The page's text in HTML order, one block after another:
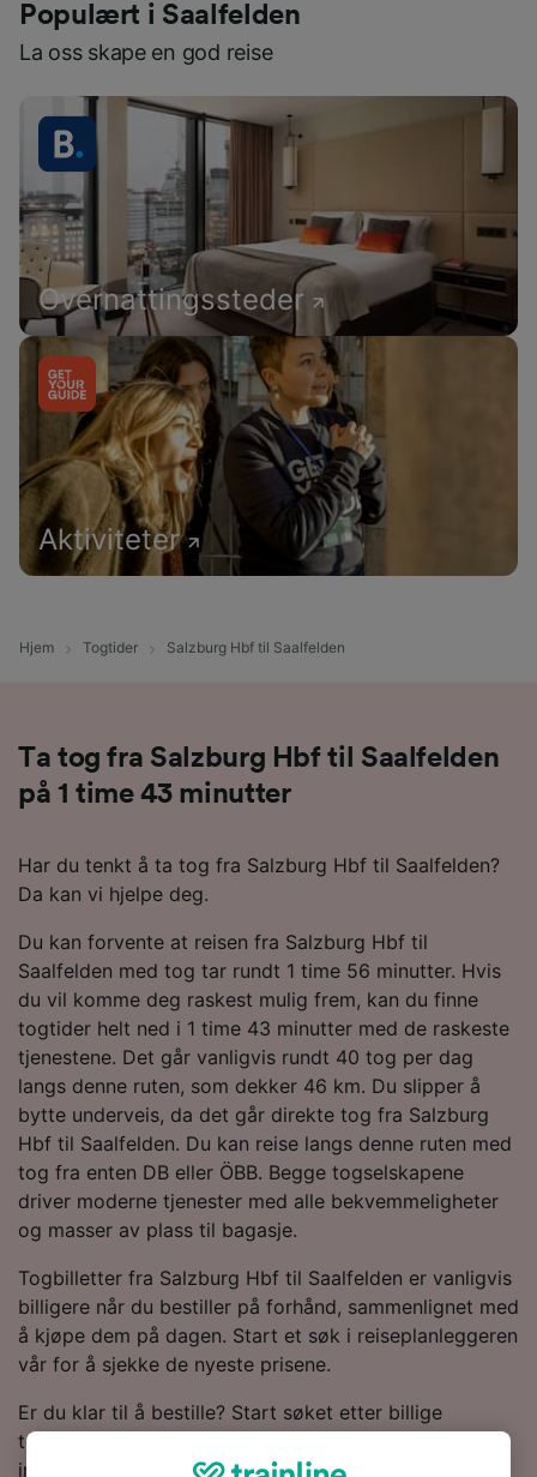
Populært i Saalfelden
La oss skape en god reise
Overnattingssteder
Aktiviteter
Hjem Togtider Salzburg Hbf til Saalfelden
Ta tog fra Salzburg Hbf til Saalfelden
på 1 time 43 minutter
Har du tenkt å ta tog fra Salzburg Hbf til Saalfelden?
Da kan vi hjelpe deg.
Du kan forvente at reisen fra Salzburg Hbf til
Saalfelden med tog tar rundt 1 time 56 minutter. Hvis
du vil komme deg raskest mulig frem, kan du finne
togtider helt ned i 1 time 43 minutter med de raskeste
tjenestene. Det går vanligvis rundt 40 tog per dag
langs denne ruten, som dekker 46 km. Du slipper å
bytte underveis, da det går direkte tog fra Salzburg
Hbf til Saalfelden. Du kan reise langs denne ruten med
tog fra enten DB eller ÖBB. Begge togselskapene
driver moderne tjenester med alle bekvemmeligheter
og masser av plass til bagasje.
Togbilletter fra Salzburg Hbf til Saalfelden er vanligvis
billigere når du bestiller på forhånd, sammenlignet med
å kjøpe dem på dagen. Start et søk i reiseplanleggeren
vår for å sjekke de nyeste prisene.
Er du klar til å bestille? Start søket etter billige
togbilletter hos oss i dag. Les videre for mer
informasjon, inkludert rutetabellen vår, der du kan se